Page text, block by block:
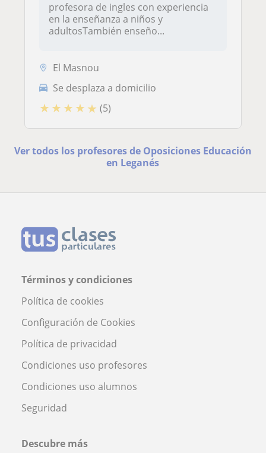
profesora de ingles con experiencia
en la enseñanza a niños y
adultosTambién enseño...
El Masnou
Se desplaza a domicilio
★ ★ ★ ★ ★ (5)
Ver todos los profesores de Oposiciones Educación
en Leganés
Términos y condiciones
Política de cookies
Configuración de Cookies
Política de privacidad
Condiciones uso profesores
Condiciones uso alumnos
Seguridad
Descubre más